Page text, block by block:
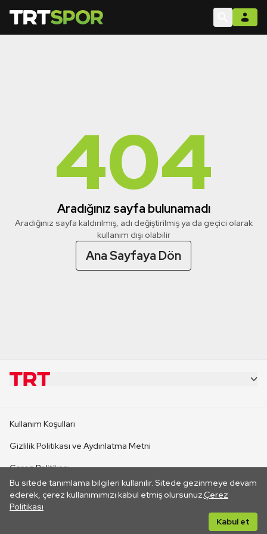
404
Aradığınız sayfa bulunamadı
Aradığınız sayfa kaldırılmış, adı değiştirilmiş ya da geçici olarak
kullanım dışı olabilir
Ana Sayfaya Dön
Bu sitede tanımlama bilgileri kullanılır. Sitede gezinmeye devam
ederek, çerez kullanımımızı kabul etmiş olursunuz.Çerez
Politikası
Kabul et
CANLI YAYINLAR
Kullanım Koşulları
Gizlilik Politikası ve Aydınlatma Metni
Çerez Politikası
İletişim
Her hakkı saklıdır. ©2026 TRT. Bağlantı yoluyla gidilen dış